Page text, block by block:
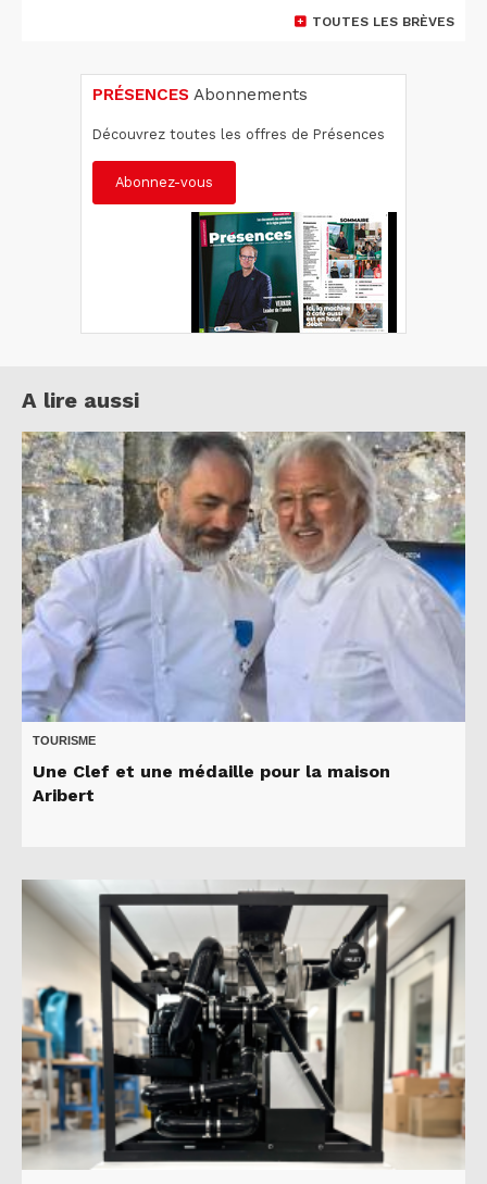
TOUTES LES BRÈVES
PRÉSENCES Abonnements
Découvrez toutes les offres de Présences
Abonnez-vous
A lire aussi
TOURISME
Une Clef et une médaille pour la maison
Aribert